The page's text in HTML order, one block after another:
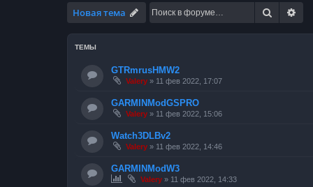
Новая тема Поиск
ТЕМЫ
GTRmrusHMW2
Valery » 11 фев 2022, 17:07
GARMINModGSPRO
Valery » 11 фев 2022, 15:06
Watch3DLBv2
Valery » 11 фев 2022, 14:46
GARMINModW3
Valery » 11 фев 2022, 14:33